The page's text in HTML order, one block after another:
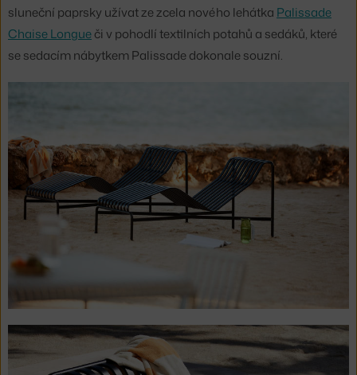
sluneční paprsky užívat ze zcela nového lehátka Palissade
Chaise Longueči v pohodlí textilních potahů a sedáků, které
se sedacím nábytkem Palissade dokonale souzní.